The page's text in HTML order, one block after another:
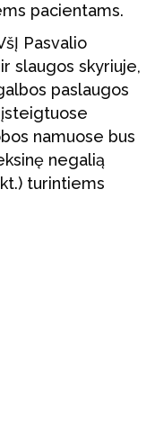
pacientams.
Pasvalio
slaugos skyriuje,
paslaugos
įsteigtuose
namuose bus
negalią
turintiems